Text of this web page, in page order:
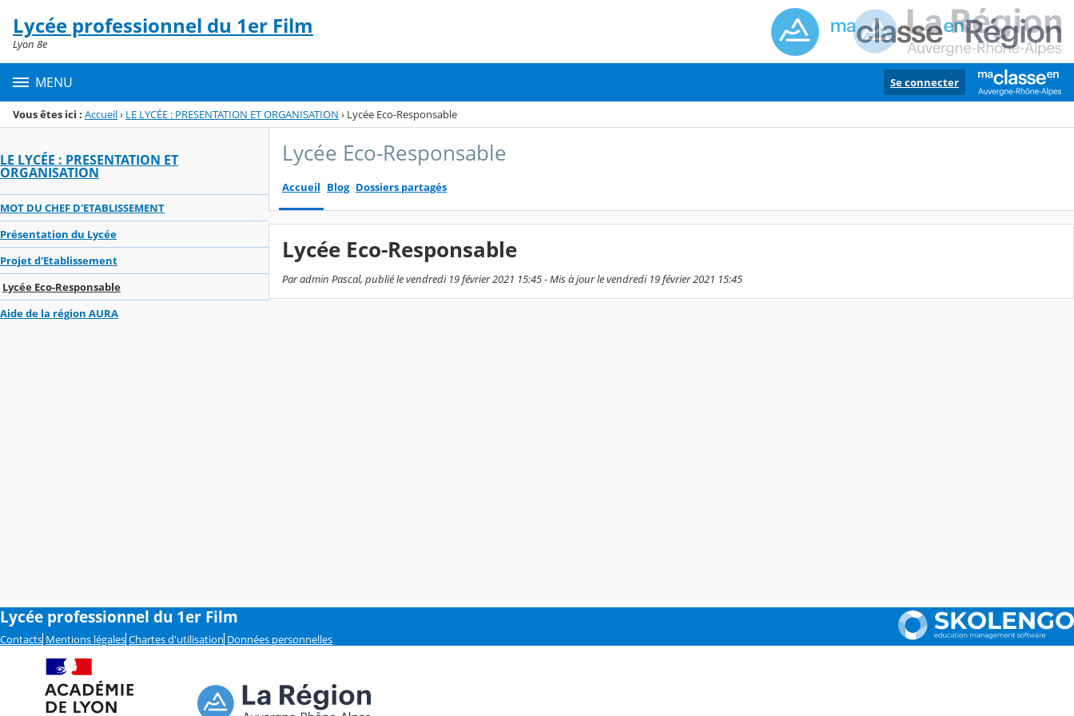
Menu de la rubrique
Contenu
Lycée professionnel du 1er Film
Lyon 8e
MENU Se connecter
Vous êtes ici : Accueil› LE LYCÉE : PRESENTATION ET ORGANISATION › Lycée Eco-Responsable
LE LYCÉE : PRESENTATION ET
ORGANISATION
MOT DU CHEF D'ETABLISSEMENT
Présentation du Lycée
Projet d'Etablissement
Lycée Eco-Responsable
Aide de la région AURA
Lycée Eco-Responsable
Accueil Blog Dossiers partagés
Lycée Eco-Responsable
Par admin Pascal, publié le vendredi 19 février 2021 15:45 - Mis à jour le vendredi 19 février 2021 15:45
Lycée professionnel du 1er Film
Contacts Mentions légales Chartes d'utilisation Données personnelles